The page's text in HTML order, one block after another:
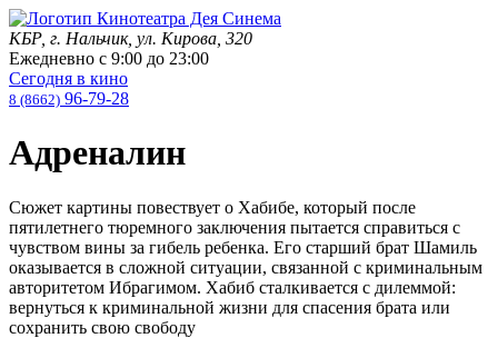
КБР, г. Нальчик, ул. Кирова, 320
Ежедневно с 9:00 до 23:00
Сегодня в кино
8 (8662) 96-79-28
Адреналин
Сюжет картины повествует о Хабибе, который после
пятилетнего тюремного заключения пытается справиться с
чувством вины за гибель ребенка. Его старший брат Шамиль
оказывается в сложной ситуации, связанной с криминальным
авторитетом Ибрагимом. Хабиб сталкивается с дилеммой:
вернуться к криминальной жизни для спасения брата или
сохранить свою свободу